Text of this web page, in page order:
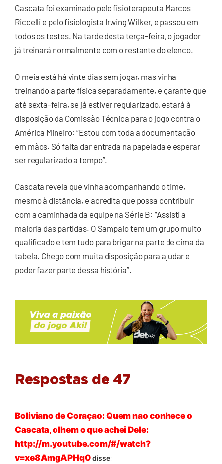
Cascata foi examinado pelo fisioterapeuta Marcos
Riccelli e pelo fisiologista Irwing Wilker, e passou em
todos os testes. Na tarde desta terça-feira, o jogador
já treinará normalmente com o restante do elenco.
O meia está há vinte dias sem jogar, mas vinha
treinando a parte física separadamente, e garante que
até sexta-feira, se já estiver regularizado, estará à
disposição da Comissão Técnica para o jogo contra o
América Mineiro: “Estou com toda a documentação
em mãos. Só falta dar entrada na papelada e esperar
ser regularizado a tempo”.
Cascata revela que vinha acompanhando o time,
mesmo à distância, e acredita que possa contribuir
com a caminhada da equipe na Série B: “Assisti a
maioria das partidas. O Sampaio tem um grupo muito
qualificado e tem tudo para brigar na parte de cima da
tabela. Chego com muita disposição para ajudar e
poder fazer parte dessa história”.
Respostas de 47
Boliviano de Coraçao: Quem nao conhece o
Cascata, olhem o que achei Dele:
http://m.youtube.com/#/watch?
v=xe8AmgAPHq0disse: